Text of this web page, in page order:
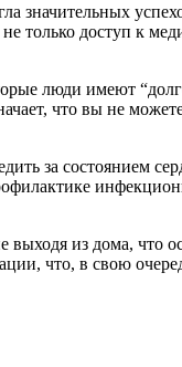
значительных
только доступ к
люди имеют
что вы не
за состоянием
выходя из дома, что
что, в свою